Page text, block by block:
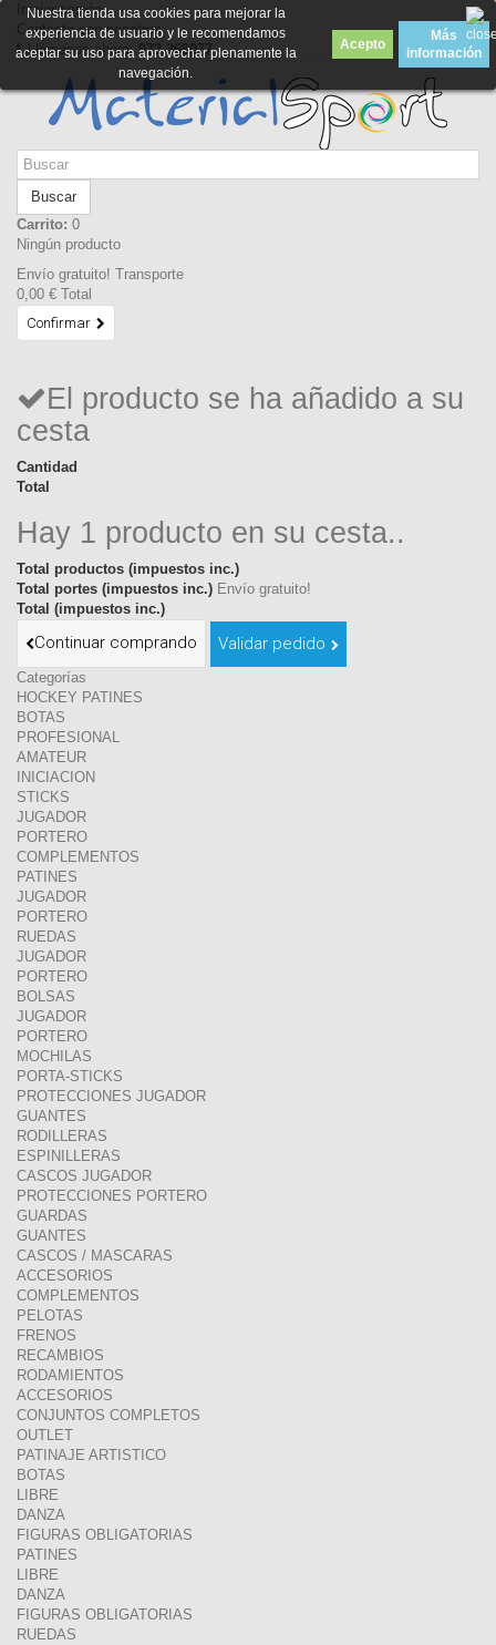
Iniciar sesión
Contacte con nosotros
Llámanos ahora: 972 369077
Buscar
Carrito: 0
Ningún producto
Envío gratuito! Transporte
0,00 € Total
Confirmar
El producto se ha añadido a su
cesta
Cantidad
Total
Hay 1 producto en su cesta..
Total productos (impuestos inc.)
Total portes (impuestos inc.) Envío gratuito!
Total (impuestos inc.)
Continuar comprando Validar pedido
Categorías
HOCKEY PATINES
BOTAS
PROFESIONAL
AMATEUR
INICIACION
STICKS
JUGADOR
PORTERO
COMPLEMENTOS
PATINES
JUGADOR
PORTERO
RUEDAS
JUGADOR
PORTERO
BOLSAS
JUGADOR
PORTERO
MOCHILAS
PORTA-STICKS
PROTECCIONES JUGADOR
GUANTES
RODILLERAS
ESPINILLERAS
CASCOS JUGADOR
PROTECCIONES PORTERO
GUARDAS
GUANTES
CASCOS / MASCARAS
ACCESORIOS
COMPLEMENTOS
PELOTAS
FRENOS
RECAMBIOS
RODAMIENTOS
ACCESORIOS
CONJUNTOS COMPLETOS
OUTLET
PATINAJE ARTISTICO
BOTAS
LIBRE
DANZA
FIGURAS OBLIGATORIAS
PATINES
LIBRE
DANZA
FIGURAS OBLIGATORIAS
RUEDAS
Nuestra tienda usa cookies para mejorar la
experiencia de usuario y le recomendamos
aceptar su uso para aprovechar plenamente la
navegación.
Acepto
Más
información